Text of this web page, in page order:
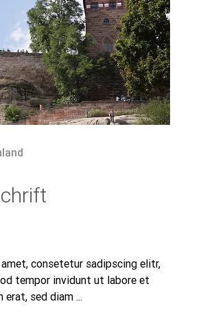
consetetur sadipscing elitr,
tempor invidunt ut labore et
erat, sed diam ...